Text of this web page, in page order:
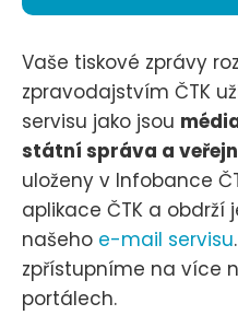
Vaše tiskové zprávy
zpravodajstvím ČTK
servisu jako jsou
státní správa a
uloženy v Infobance
aplikace ČTK a
našeho e-mail servisu
zpřístupníme na více
portálech.